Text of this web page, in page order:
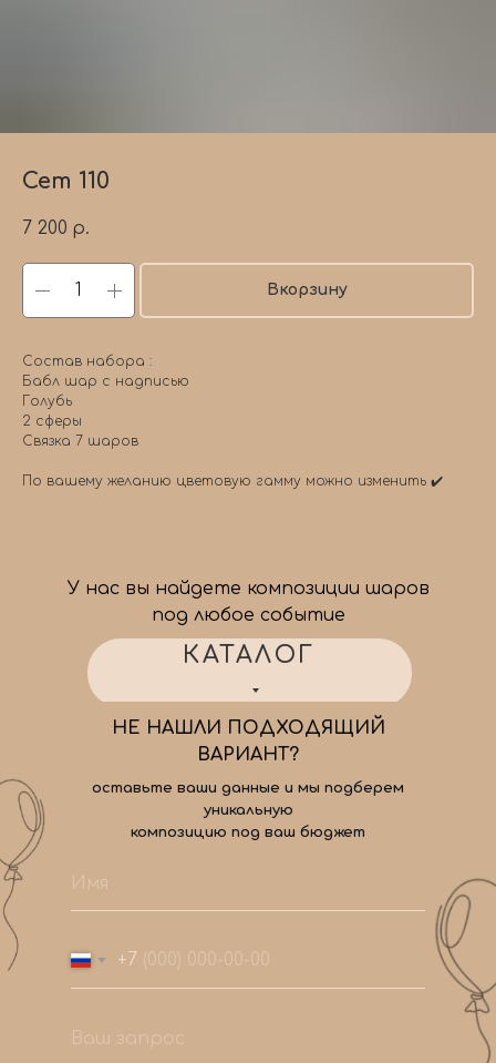
Сет 110
7 200 р.
Вкорзину
Состав набора :
Бабл шар с надписью
Голубь
2 сферы
Связка 7 шаров
По вашему желанию цветовую гамму можно изменить ✔️
КАТАЛОГ
У нас вы найдете композиции шаров
под любое событие
+7
НЕ НАШЛИ ПОДХОДЯЩИЙ
ВАРИАНТ?
оставьте ваши данные и мы подберем
уникальную
композицию под ваш бюджет